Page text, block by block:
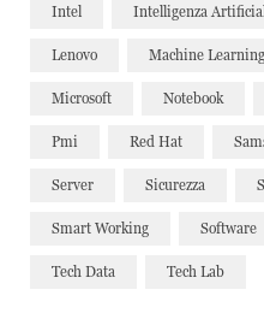
Intel Intelligenza
Lenovo Machine Learning
Microsoft Notebook
Pmi Red Hat
Server Sicurezza
Smart Working Software
Tech Data Tech Lab